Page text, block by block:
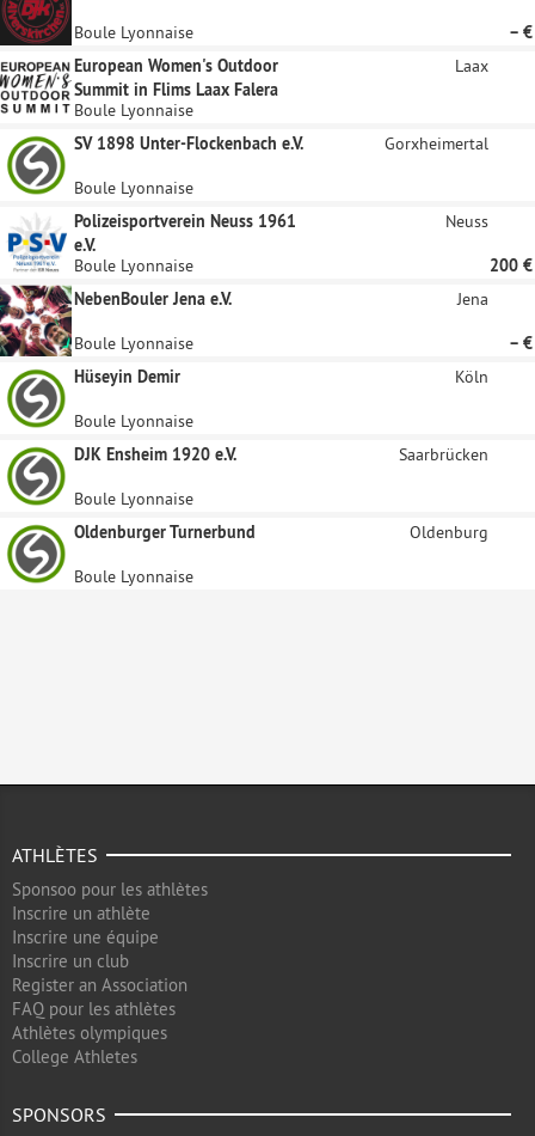
Boule Lyonnaise
– €
European Women's Outdoor
Summit in Flims Laax Falera
Laax
Boule Lyonnaise
SV 1898 Unter-Flockenbach e.V.
Gorxheimertal
Boule Lyonnaise
Polizeisportverein Neuss 1961
e.V.
Neuss
Boule Lyonnaise
200 €
NebenBouler Jena e.V.
Jena
Boule Lyonnaise
– €
Hüseyin Demir
Köln
Boule Lyonnaise
DJK Ensheim 1920 e.V.
Saarbrücken
Boule Lyonnaise
Oldenburger Turnerbund
Oldenburg
Boule Lyonnaise
ATHLÈTES
Sponsoo pour les athlètes
Inscrire un athlète
Inscrire une équipe
Inscrire un club
Register an Association
FAQ pour les athlètes
Athlètes olympiques
College Athletes
SPONSORS